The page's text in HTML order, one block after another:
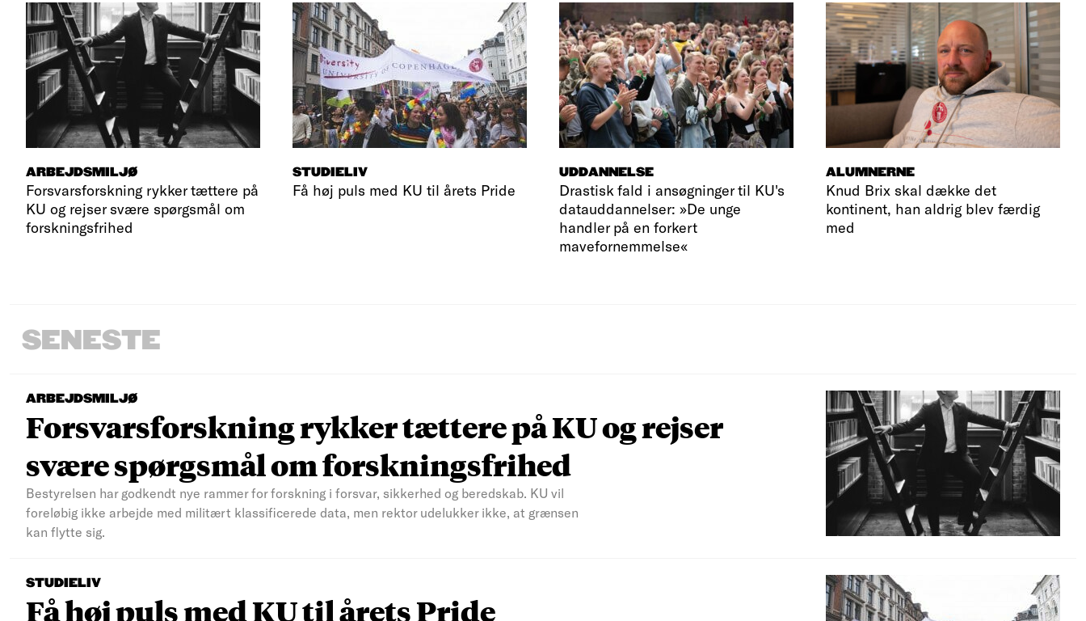
ARBEJDSMILJØ
Forsvarsforskning rykker tættere på
KU og rejser svære spørgsmål om
forskningsfrihed
STUDIELIV
Få høj puls med KU til årets Pride
UDDANNELSE
Drastisk fald i ansøgninger til KU's
datauddannelser: »De unge
handler på en forkert
mavefornemmelse«
ALUMNERNE
Knud Brix skal dække det
kontinent, han aldrig blev færdig
med
SENESTE
ARBEJDSMILJØ
Forsvarsforskning rykker tættere på KU og rejser
svære spørgsmål om forskningsfrihed
Bestyrelsen har godkendt nye rammer for forskning i forsvar, sikkerhed og beredskab. KU vil
foreløbig ikke arbejde med militært klassificerede data, men rektor udelukker ikke, at grænsen
kan flytte sig.
STUDIELIV
Få høj puls med KU til årets Pride